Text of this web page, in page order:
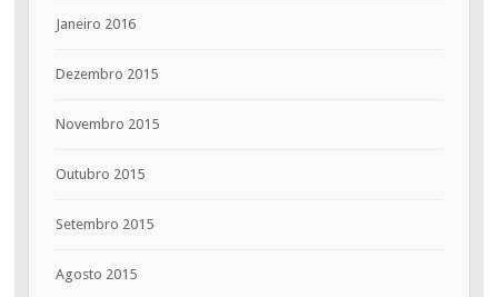
Janeiro 2016
Dezembro 2015
Novembro 2015
Outubro 2015
Setembro 2015
Agosto 2015